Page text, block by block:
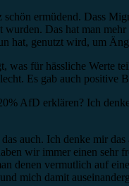
ermüdend. Dass
wurden. Das hat man
hat, genutzt wird, um
was für hässliche Werte
Es gab auch positive
AfD erklären? Ich
auch. Ich denke mir
wir immer einen sehr
denen vermutlich auf
mich damit